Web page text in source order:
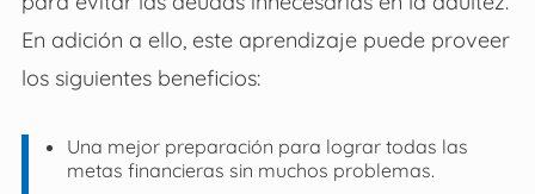
En adición a ello, este aprendizaje puede proveer
los siguientes beneficios:
Una mejor preparación para lograr todas las
metas financieras sin muchos problemas.